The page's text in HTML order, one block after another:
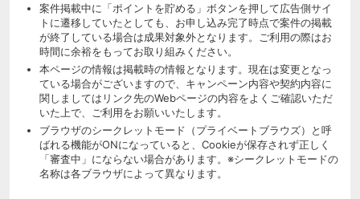
案件掲載中に「ポイントを貯める」ボタンを押して広告側サイ
トに遷移していたとしても、お申し込み完了時点で案件の掲載
が終了している場合は成果対象外となります。ご利用の際はお
時間に余裕をもってお取り組みください。
本ページの情報は掲載時の情報となります。現在は変更となっ
ている場合がございますので、キャンペーン内容や契約内容に
関しましてはリンク先のWebページの内容をよくご確認いただ
いた上で、ご利用をお願いいたします。
ブラウザのシークレットモード（プライベートブラウズ）と呼
ばれる機能がONになっていると、Cookieが保存されず正しく
「審査中」にならない場合があります。※シークレットモードの
名称は各ブラウザによって異なります。